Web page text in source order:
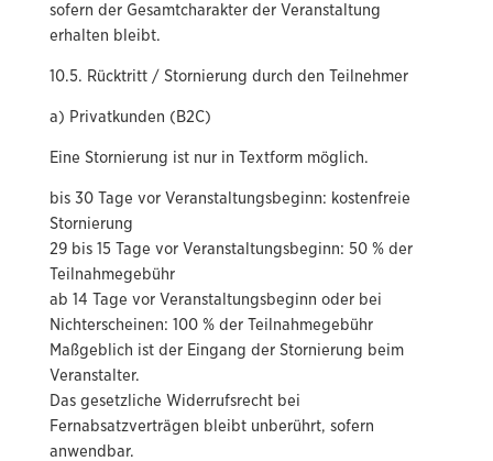
sofern der Gesamtcharakter der Veranstaltung
erhalten bleibt.
10.5. Rücktritt / Stornierung durch den Teilnehmer
a) Privatkunden (B2C)
Eine Stornierung ist nur in Textform möglich.
bis 30 Tage vor Veranstaltungsbeginn: kostenfreie
Stornierung
29 bis 15 Tage vor Veranstaltungsbeginn: 50 % der
Teilnahmegebühr
ab 14 Tage vor Veranstaltungsbeginn oder bei
Nichterscheinen: 100 % der Teilnahmegebühr
Maßgeblich ist der Eingang der Stornierung beim
Veranstalter.
Das gesetzliche Widerrufsrecht bei
Fernabsatzverträgen bleibt unberührt, sofern
anwendbar.